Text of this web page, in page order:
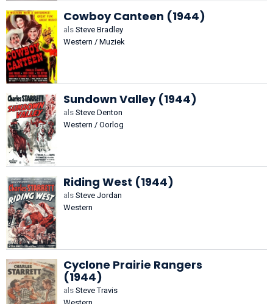
Cowboy Canteen (1944)
als Steve Bradley
Western / Muziek
Sundown Valley (1944)
als Steve Denton
Western / Oorlog
Riding West (1944)
als Steve Jordan
Western
Cyclone Prairie Rangers
(1944)
als Steve Travis